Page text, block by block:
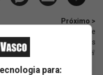
Próximo >
Exonerados emitem nota de
esclarecimento após
afastamento de Pedrinho 🚨
para: